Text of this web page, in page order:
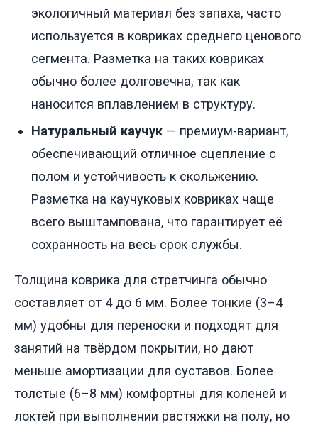
экологичный материал без запаха, часто
используется в ковриках среднего ценового
сегмента. Разметка на таких ковриках
обычно более долговечна, так как
наносится вплавлением в структуру.
Натуральный каучук — премиум-вариант,
обеспечивающий отличное сцепление с
полом и устойчивость к скольжению.
Разметка на каучуковых ковриках чаще
всего выштампована, что гарантирует её
сохранность на весь срок службы.
Толщина коврика для стретчинга обычно
составляет от 4 до 6 мм. Более тонкие (3–4
мм) удобны для переноски и подходят для
занятий на твёрдом покрытии, но дают
меньше амортизации для суставов. Более
толстые (6–8 мм) комфортны для коленей и
локтей при выполнении растяжки на полу, но